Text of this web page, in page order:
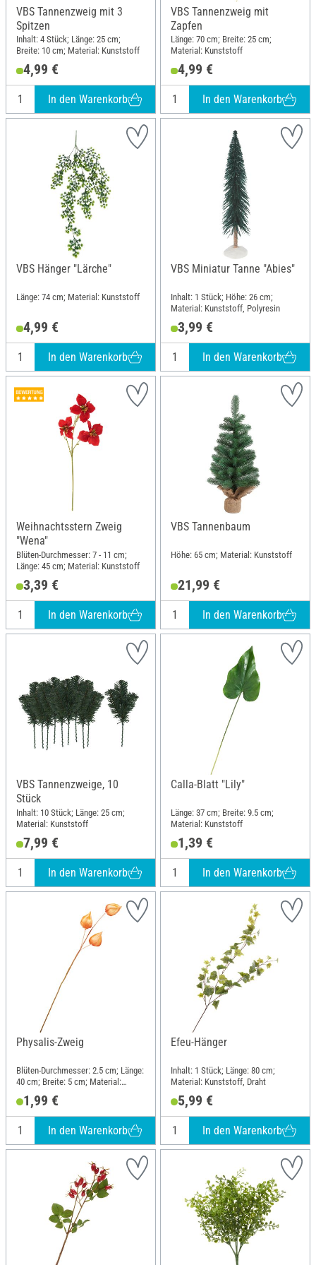
VBS Tannenzweig mit 3
Spitzen
Inhalt: 4 Stück; Länge: 25 cm;
Breite: 10 cm; Material: Kunststoff
4,99 €
In den Warenkorb
VBS Tannenzweig mit
Zapfen
Länge: 70 cm; Breite: 25 cm;
Material: Kunststoff
4,99 €
In den Warenkorb
VBS Hänger "Lärche"
Länge: 74 cm; Material: Kunststoff
4,99 €
In den Warenkorb
VBS Miniatur Tanne "Abies"
Inhalt: 1 Stück; Höhe: 26 cm;
Material: Kunststoff, Polyresin
3,99 €
In den Warenkorb
Weihnachtsstern Zweig
"Wena"
Blüten-Durchmesser: 7 - 11 cm;
Länge: 45 cm; Material: Kunststoff
3,39 €
In den Warenkorb
VBS Tannenbaum
Höhe: 65 cm; Material: Kunststoff
21,99 €
In den Warenkorb
VBS Tannenzweige, 10
Stück
Inhalt: 10 Stück; Länge: 25 cm;
Material: Kunststoff
7,99 €
In den Warenkorb
Calla-Blatt "Lily"
Länge: 37 cm; Breite: 9.5 cm;
Material: Kunststoff
1,39 €
In den Warenkorb
Physalis-Zweig
Blüten-Durchmesser: 2.5 cm; Länge:
40 cm; Breite: 5 cm; Material:
1,99 €
In den Warenkorb
Efeu-Hänger
Inhalt: 1 Stück; Länge: 80 cm;
Material: Kunststoff, Draht
5,99 €
In den Warenkorb